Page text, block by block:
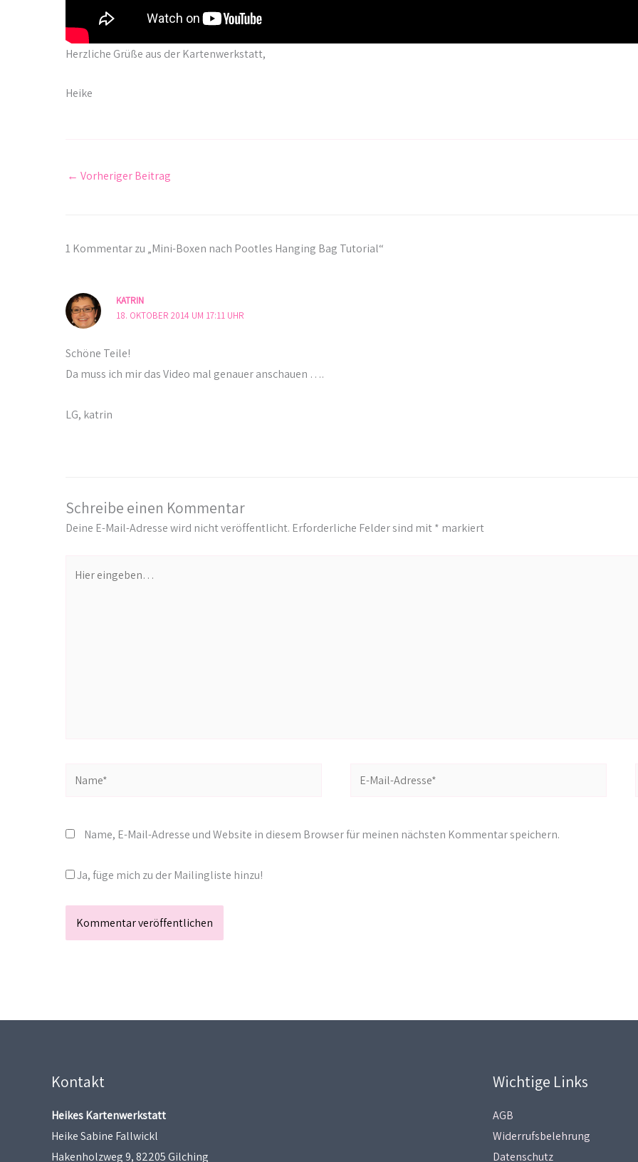
Herzliche Grüße aus der Kartenwerkstatt,
Heike
← Vorheriger Beitrag
1 Kommentar zu „Mini-Boxen nach Pootles Hanging Bag Tutorial“
KATRIN
18. OKTOBER 2014 UM 17:11 UHR
Schöne Teile!
Da muss ich mir das Video mal genauer anschauen ….
LG, katrin
Schreibe einen Kommentar
Deine E-Mail-Adresse wird nicht veröffentlicht. Erforderliche Felder sind mit* markiert
eingeben…
Name*
Name, E-Mail-Adresse und Website in diesem Browser für meinen nächsten Kommentar speichern.
Ja, füge mich zu der Mailingliste hinzu!
Kontakt
Heikes Kartenwerkstatt
Heike Sabine Fallwickl
Hakenholzweg 9, 82205 Gilching
Wichtige Links
AGB
Widerrufsbelehrung
Datenschutz